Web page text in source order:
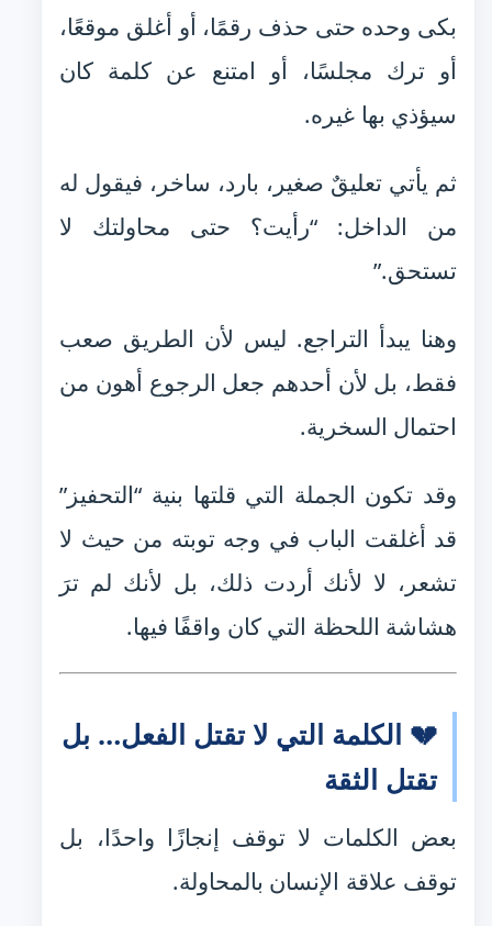
بكى وحده حتى حذف رقمًا، أو أغلق موقعًا،
أو ترك مجلسًا، أو امتنع عن كلمة كان
سيؤذي بها غيره.
ثم يأتي تعليقٌ صغير، بارد، ساخر، فيقول له
من الداخل: “رأيت؟ حتى محاولتك لا
تستحق.”
وهنا يبدأ التراجع. ليس لأن الطريق صعب
فقط، بل لأن أحدهم جعل الرجوع أهون من
احتمال السخرية.
وقد تكون الجملة التي قلتها بنية “التحفيز”
قد أغلقت الباب في وجه توبته من حيث لا
تشعر، لا لأنك أردت ذلك، بل لأنك لم ترَ
هشاشة اللحظة التي كان واقفًا فيها.
💔 الكلمة التي لا تقتل الفعل… بل
تقتل الثقة
بعض الكلمات لا توقف إنجازًا واحدًا، بل
توقف علاقة الإنسان بالمحاولة.